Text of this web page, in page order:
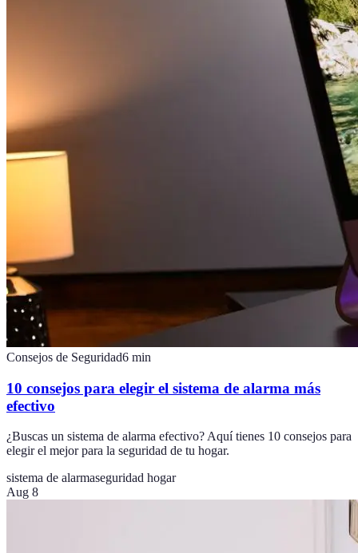
Consejos de Seguridad6 min
10 consejos para elegir el sistema de alarma más
efectivo
¿Buscas un sistema de alarma efectivo? Aquí tienes 10 consejos para
elegir el mejor para la seguridad de tu hogar.
sistema de alarmaseguridad hogar
Aug 8